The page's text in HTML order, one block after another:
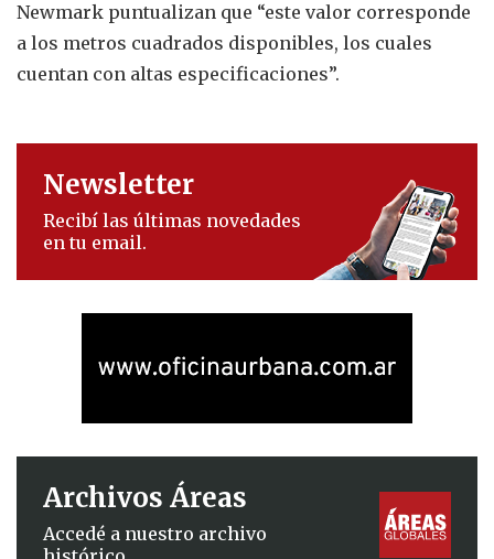
Newmark puntualizan que “este valor corresponde
a los metros cuadrados disponibles, los cuales
cuentan con altas especificaciones”.
Newsletter
Recibí las últimas novedades
en tu email.
Archivos Áreas
Accedé a nuestro archivo